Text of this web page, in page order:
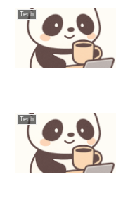
Tech
Tech